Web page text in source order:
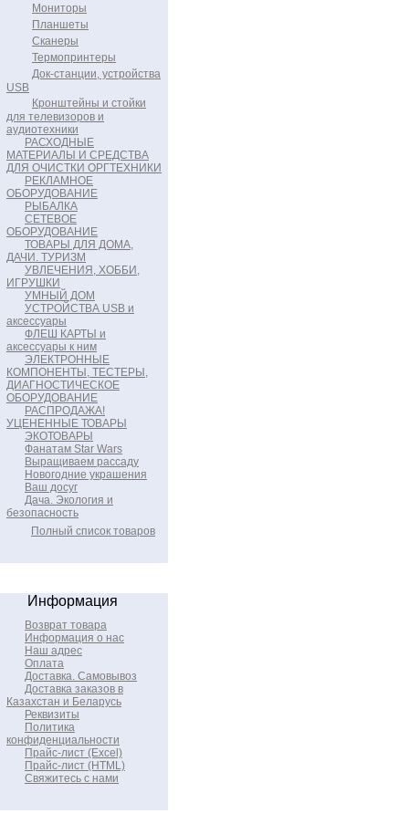
Мониторы
Планшеты
Сканеры
Термопринтеры
Док-станции, устройства
USB
Кронштейны и стойки
для телевизоров и
аудиотехники
РАСХОДНЫЕ
МАТЕРИАЛЫ И СРЕДСТВА
ДЛЯ ОЧИСТКИ ОРГТЕХНИКИ
РЕКЛАМНОЕ
ОБОРУДОВАНИЕ
РЫБАЛКА
СЕТЕВОЕ
ОБОРУДОВАНИЕ
ТОВАРЫ ДЛЯ ДОМА,
ДАЧИ. ТУРИЗМ
УВЛЕЧЕНИЯ, ХОББИ,
ИГРУШКИ
УМНЫЙ ДОМ
УСТРОЙСТВА USB и
аксессуары
ФЛЕШ КАРТЫ и
аксессуары к ним
ЭЛЕКТРОННЫЕ
КОМПОНЕНТЫ, ТЕСТЕРЫ,
ДИАГНОСТИЧЕСКОЕ
ОБОРУДОВАНИЕ
РАСПРОДАЖА!
УЦЕНЕННЫЕ ТОВАРЫ
ЭКОТОВАРЫ
Фанатам Star Wars
Выращиваем рассаду
Новогодние украшения
Ваш досуг
Дача. Экология и
безопасность
Полный список товаров
Информация
Возврат товара
Информация о нас
Наш адрес
Оплата
Доставка. Самовывоз
Доставка заказов в
Казахстан и Беларусь
Реквизиты
Политика
конфиденциальности
Прайс-лист (Excel)
Прайс-лист (HTML)
Свяжитесь с нами